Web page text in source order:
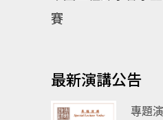
賽
最新演講公告
專題